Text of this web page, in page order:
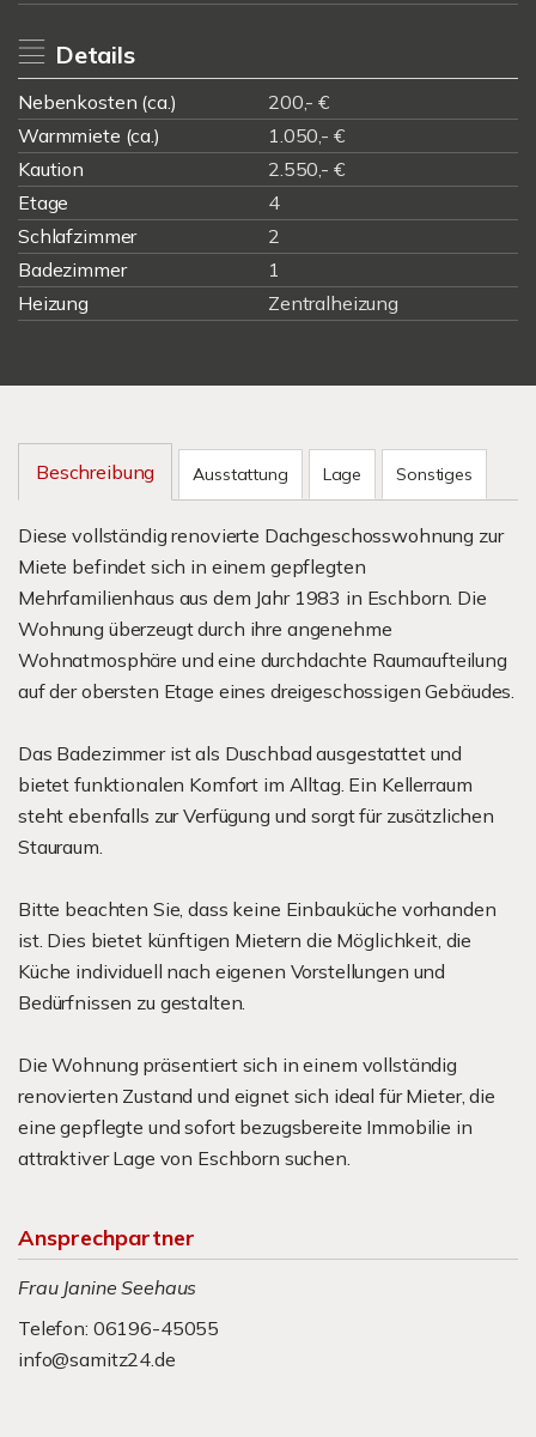
Details
Nebenkosten (ca.)
200,- €
Warmmiete (ca.)
1.050,- €
Kaution
2.550,- €
Etage
4
Schlafzimmer
2
Badezimmer
1
Heizung
Zentralheizung
Beschreibung Ausstattung Lage Sonstiges
Diese vollständig renovierte Dachgeschosswohnung zur
Miete befindet sich in einem gepflegten
Mehrfamilienhaus aus dem Jahr 1983 in Eschborn. Die
Wohnung überzeugt durch ihre angenehme
Wohnatmosphäre und eine durchdachte Raumaufteilung
auf der obersten Etage eines dreigeschossigen Gebäudes.
Das Badezimmer ist als Duschbad ausgestattet und
bietet funktionalen Komfort im Alltag. Ein Kellerraum
steht ebenfalls zur Verfügung und sorgt für zusätzlichen
Stauraum.
Bitte beachten Sie, dass keine Einbauküche vorhanden
ist. Dies bietet künftigen Mietern die Möglichkeit, die
Küche individuell nach eigenen Vorstellungen und
Bedürfnissen zu gestalten.
Die Wohnung präsentiert sich in einem vollständig
renovierten Zustand und eignet sich ideal für Mieter, die
eine gepflegte und sofort bezugsbereite Immobilie in
attraktiver Lage von Eschborn suchen.
Ansprechpartner
Frau Janine Seehaus
Telefon: 06196-45055
info@samitz24.de